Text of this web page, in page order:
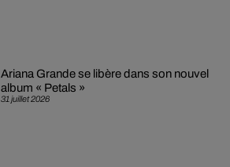
31 juillet 2026
Ariana Grande se libère dans son nouvel
album « Petals »